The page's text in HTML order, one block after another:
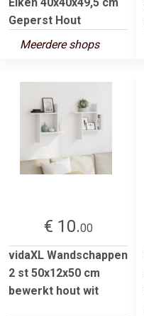
Geperst Hout
Meerdere shops
€ 10.00
vidaXL Wandschappen
2 st 50x12x50 cm
bewerkt hout wit